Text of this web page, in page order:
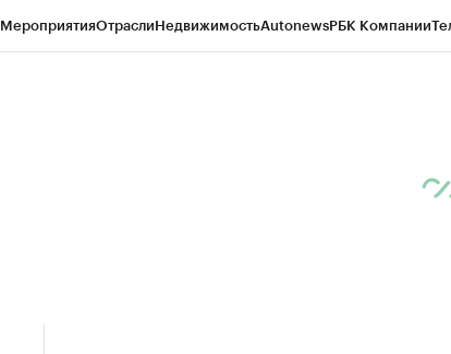
МероприятияОтраслиНедвижимостьAutonewsРБК Компании